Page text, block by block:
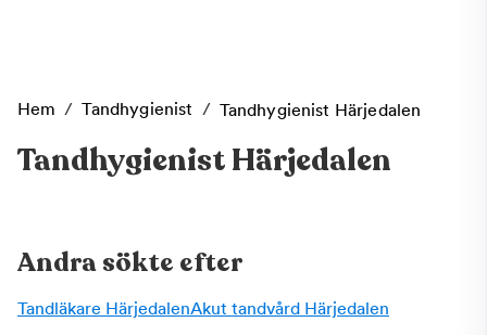
Hem / Tandhygienist / Tandhygienist Härjedalen
Tandhygienist Härjedalen
Andra sökte efter
Tandläkare HärjedalenAkut tandvård Härjedalen